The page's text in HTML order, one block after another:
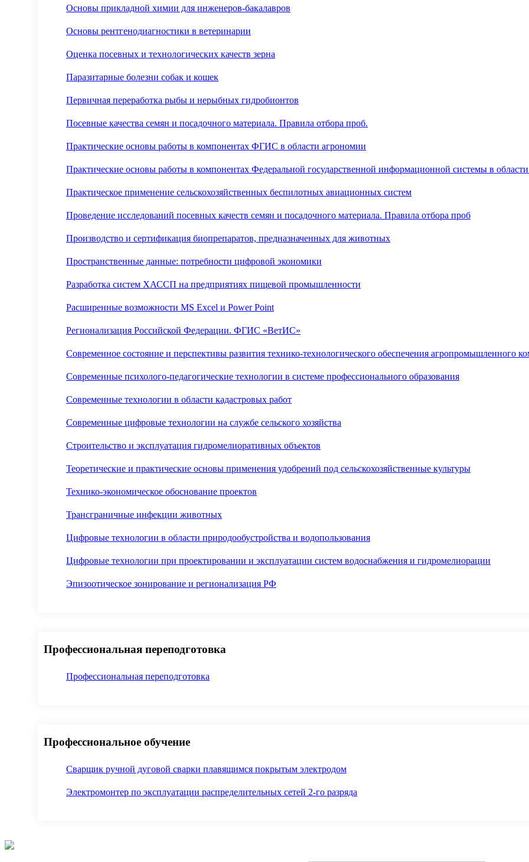
Основы прикладной химии для инженеров-бакалавров
Основы рентгенодиагностики в ветеринарии
Оценка посевных и технологических качеств зерна
Паразитарные болезни собак и кошек
Первичная переработка рыбы и нерыбных гидробионтов
Посевные качества семян и посадочного материала. Правила отбора проб.
Практические основы работы в компонентах ФГИС в области агрономии
Практические основы работы в компонентах Федеральной государственной информационной системы в
Практическое применение сельскохозяйственных беспилотных авиационных систем
Проведение исследований посевных качеств семян и посадочного материала. Правила отбора проб
Производство и сертификация биопрепаратов, предназначенных для животных
Пространственные данные: потребности цифровой экономики
Разработка систем ХАССП на предприятиях пищевой промышленности
Расширенные возможности MS Excel и Power Point
Регионализация Российской Федерации. ФГИС «ВетИС»
Современное состояние и перспективы развития технико-технологического обеспечения агропромышленного
Современные психолого-педагогические технологии в системе профессионального образования
Современные технологии в области кадастровых работ
Современные цифровые технологии на службе сельского хозяйства
Строительство и эксплуатация гидромелиоративных объектов
Теоретические и практические основы применения удобрений под сельскохозяйственные культуры
Технико-экономическое обоснование проектов
Трансграничные инфекции животных
Цифровые технологии в области природообустройства и водопользования
Цифровые технологии при проектировании и эксплуатации систем водоснабжения и гидромелиорации
Эпизоотическое зонирование и регионализация РФ
Профессиональная переподготовка
Профессиональная переподготовка
Профессиональное обучение
Сварщик ручной дуговой сварки плавящимся покрытым электродом
Электромонтер по эксплуатации распределительных сетей 2-го разряда